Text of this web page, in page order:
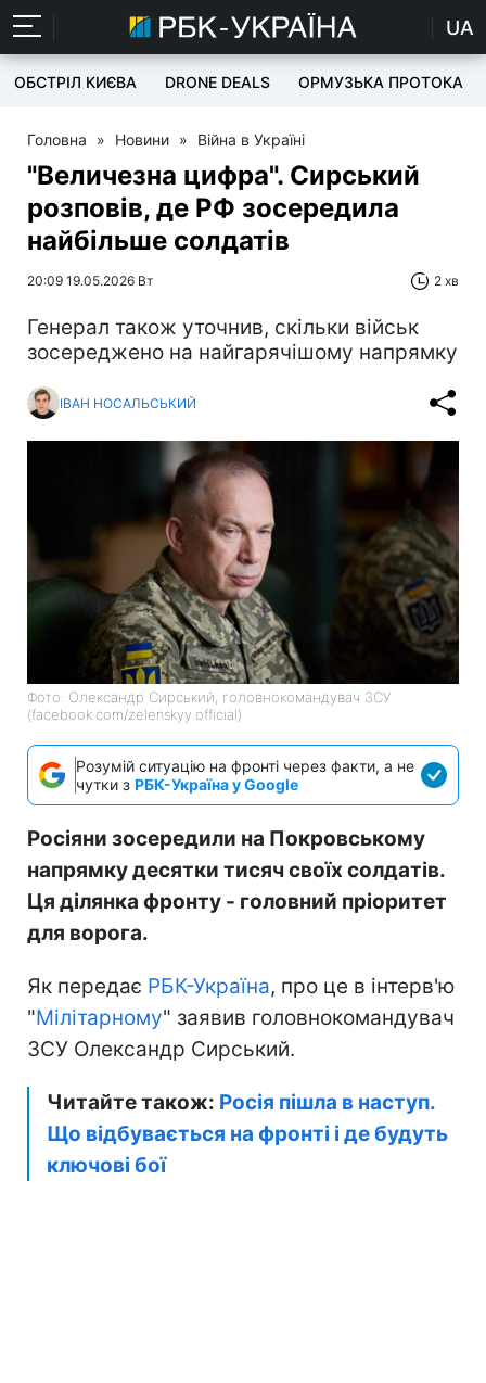
UA
ОБСТРІЛ КИЄВА DRONE DEALS ОРМУЗЬКА ПРОТОКА
Головна » Новини » Війна в Україні
"Величезна цифра". Сирський
розповів, де РФ зосередила
найбільше солдатів
20:09 19.05.2026 Вт 2 хв
Генерал також уточнив, скільки військ
зосереджено на найгарячішому напрямку
ІВАН НОСАЛЬСЬКИЙ
Фото: Олександр Сирський, головнокомандувач ЗСУ
(facebook.com/zelenskyy.official)
Розумій ситуацію на фронті через факти, а не
чутки з РБК-Україна у Google
Росіяни зосередили на Покровському
напрямку десятки тисяч своїх солдатів.
Ця ділянка фронту - головний пріоритет
для ворога.
Як передає РБК-Україна, про це в інтерв'ю
"Мілітарному" заявив головнокомандувач
ЗСУ Олександр Сирський.
Читайте також: Росія пішла в наступ.
Що відбувається на фронті і де будуть
ключові бої